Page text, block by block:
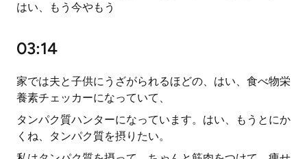
はい、もう今やもう
03:14
家では夫と子供にうざがられるほどの、はい、食べ物栄
養素チェッカーになっていて、
タンパク質ハンターになっています。はい、もうとにか
くね、タンパク質を摂りたい。